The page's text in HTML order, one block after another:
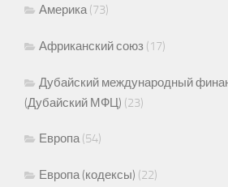
Америка(73)
Африканский союз (17)
Дубайский международный
(Дубайский МФЦ) (23)
Европа(54)
Европа (кодексы) (22)